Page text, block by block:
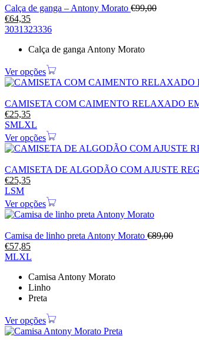
Calça de ganga – Antony Morato €99,00
€64,35
3031323336
Calça de ganga Antony Morato
Ver opções
CAMISETA COM CAIMENTO RELAXADO
€25,35
SMLXL
Ver opções
CAMISETA DE ALGODÃO COM AJUSTE
€25,35
LSM
Ver opções
Camisa de linho preta Antony Morato €89,00
€57,85
MLXL
Camisa Antony Morato
Linho
Preta
Ver opções